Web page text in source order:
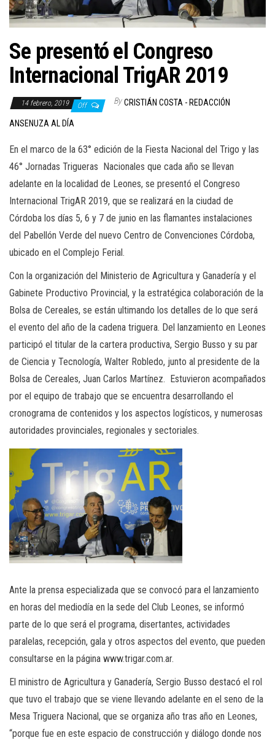
Se presentó el Congreso
Internacional TrigAR 2019
14 febrero, 2019 Off By CRISTIÁN COSTA - REDACCIÓN
ANSENUZA AL DÍA
En el marco de la 63° edición de la Fiesta Nacional del Trigo y las
46° Jornadas Trigueras Nacionales que cada año se llevan
adelante en la localidad de Leones, se presentó el Congreso
Internacional TrigAR 2019, que se realizará en la ciudad de
Córdoba los días 5, 6 y 7 de junio en las flamantes instalaciones
del Pabellón Verde del nuevo Centro de Convenciones Córdoba,
ubicado en el Complejo Ferial.
Con la organización del Ministerio de Agricultura y Ganadería y el
Gabinete Productivo Provincial, y la estratégica colaboración de la
Bolsa de Cereales, se están ultimando los detalles de lo que será
el evento del año de la cadena triguera. Del lanzamiento en Leones
participó el titular de la cartera productiva, Sergio Busso y su par
de Ciencia y Tecnología, Walter Robledo, junto al presidente de la
Bolsa de Cereales, Juan Carlos Martínez. Estuvieron acompañados
por el equipo de trabajo que se encuentra desarrollando el
cronograma de contenidos y los aspectos logísticos, y numerosas
autoridades provinciales, regionales y sectoriales.
Ante la prensa especializada que se convocó para el lanzamiento
en horas del mediodía en la sede del Club Leones, se informó
parte de lo que será el programa, disertantes, actividades
paralelas, recepción, gala y otros aspectos del evento, que pueden
consultarse en la página www.trigar.com.ar.
El ministro de Agricultura y Ganadería, Sergio Busso destacó el rol
que tuvo el trabajo que se viene llevando adelante en el seno de la
Mesa Triguera Nacional, que se organiza año tras año en Leones,
“porque fue en este espacio de construcción y diálogo donde nos